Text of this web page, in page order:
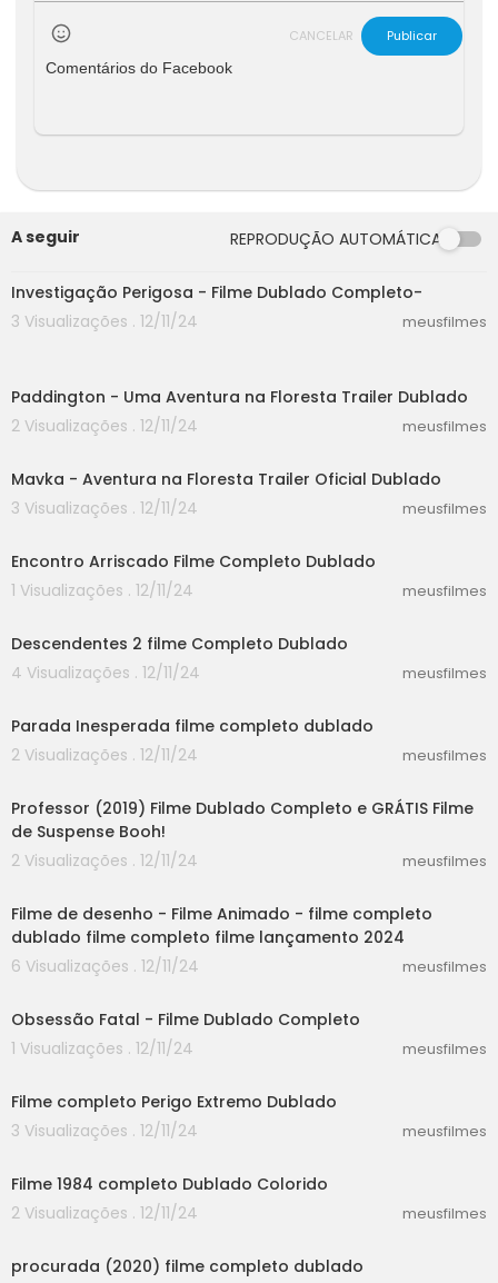
/>► Fique por dentro das novidades do univers
o do cinema no nosso canal no TELEGRAM:http
CANCELAR
Publicar
Comentários do Facebook
A seguir REPRODUÇÃO AUTOMÁTICA
40:15
Investigação Perigosa - Filme Dublado Completo-
3 Visualizações . 12/11/24
meusfilmes
Paddington - Uma Aventura na Floresta Trailer Dublado
2 Visualizações . 12/11/24
meusfilmes
Mavka - Aventura na Floresta Trailer Oficial Dublado
3 Visualizações . 12/11/24
meusfilmes
Encontro Arriscado Filme Completo Dublado
1 Visualizações . 12/11/24
meusfilmes
Descendentes 2 filme Completo Dublado
4 Visualizações . 12/11/24
meusfilmes
Parada Inesperada filme completo dublado
2 Visualizações . 12/11/24
meusfilmes
Professor (2019) Filme Dublado Completo e GRÁTIS Filme
de Suspense Booh!
2 Visualizações . 12/11/24
meusfilmes
Filme de desenho - Filme Animado - filme completo
dublado filme completo filme lançamento 2024
6 Visualizações . 12/11/24
meusfilmes
Obsessão Fatal - Filme Dublado Completo
1 Visualizações . 12/11/24
meusfilmes
Filme completo Perigo Extremo Dublado
3 Visualizações . 12/11/24
meusfilmes
Filme 1984 completo Dublado Colorido
2 Visualizações . 12/11/24
meusfilmes
procurada (2020) filme completo dublado